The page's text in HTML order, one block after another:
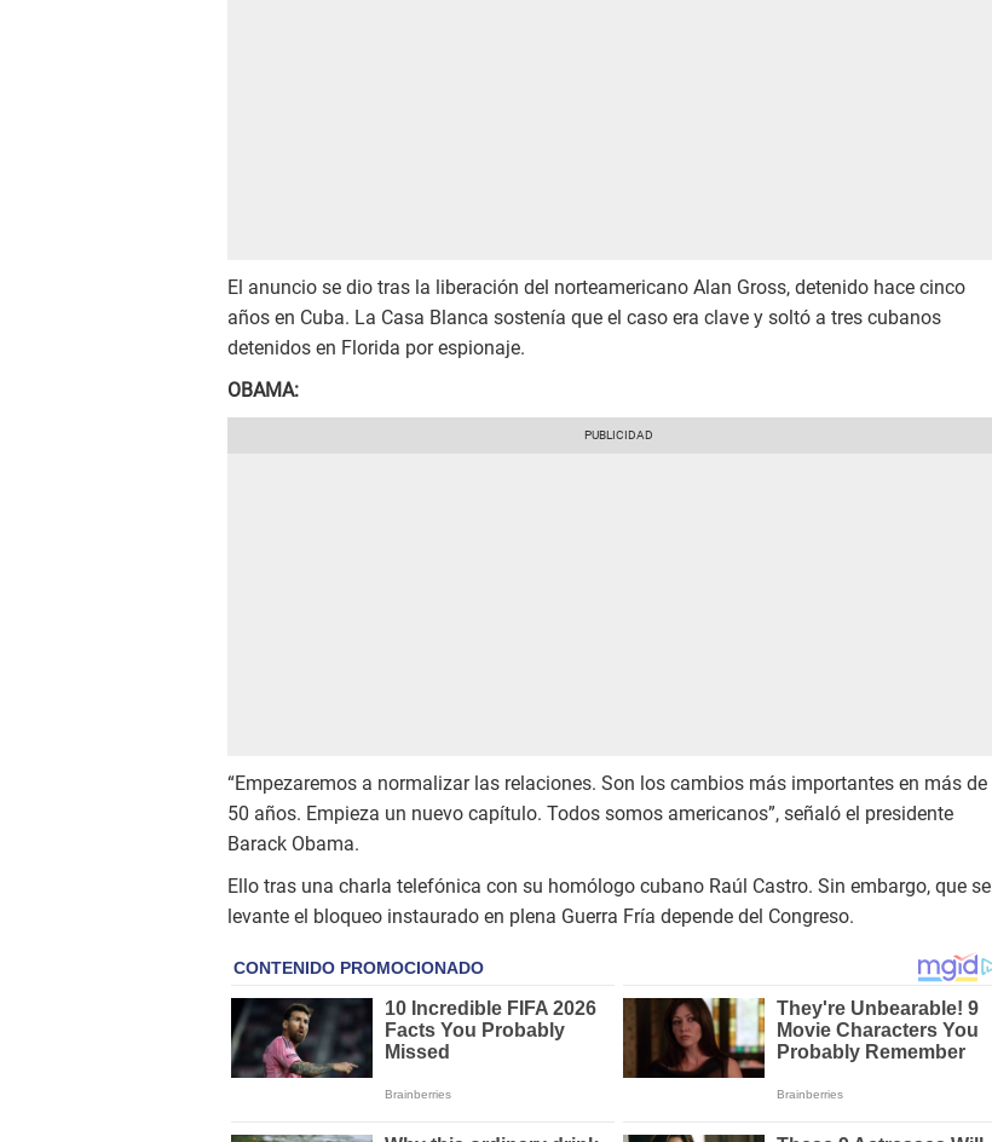
El anuncio se dio tras la liberación del norteamericano Alan Gross, detenido hace cinco
años en Cuba. La Casa Blanca sostenía que el caso era clave y soltó a tres cubanos
detenidos en Florida por espionaje.
OBAMA:
“Empezaremos a normalizar las relaciones. Son los cambios más importantes en más de
50 años. Empieza un nuevo capítulo. Todos somos americanos”, señaló el presidente
Barack Obama.
Ello tras una charla telefónica con su homólogo cubano Raúl Castro. Sin embargo, que se
levante el bloqueo instaurado en plena Guerra Fría depende del Congreso.